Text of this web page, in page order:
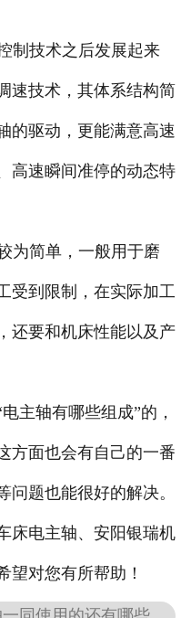
制技术之后发展起来
速技术，其体系结构简
的驱动，更能满意高速
高速瞬间准停的动态特
为简单，一般用于磨
受到限制，在实际加工
还要和机床性能以及产
主轴有哪些组成”的，
方面也会有自己的一番
题也能很好的解决。
床电主轴、安阳银瑞机
望对您有所帮助！